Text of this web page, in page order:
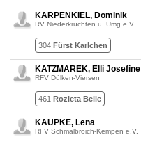
KARPENKIEL, Dominik
RV Niederkrüchten u. Umg.e.V.
304 Fürst Karlchen
KATZMAREK, Elli Josefine
RFV Dülken-Viersen
461 Rozieta Belle
KAUPKE, Lena
RFV Schmalbroich-Kempen e.V.